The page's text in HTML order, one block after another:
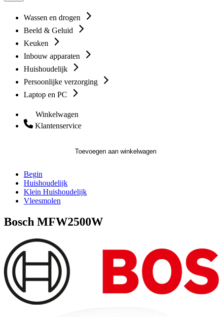
Wassen en drogen
Beeld & Geluid
Keuken
Inbouw apparaten
Huishoudelijk
Persoonlijke verzorging
Laptop en PC
Winkelwagen
Klantenservice
Toevoegen aan winkelwagen
Begin
Huishoudelijk
Klein Huishoudelijk
Vleesmolen
Bosch MFW2500W